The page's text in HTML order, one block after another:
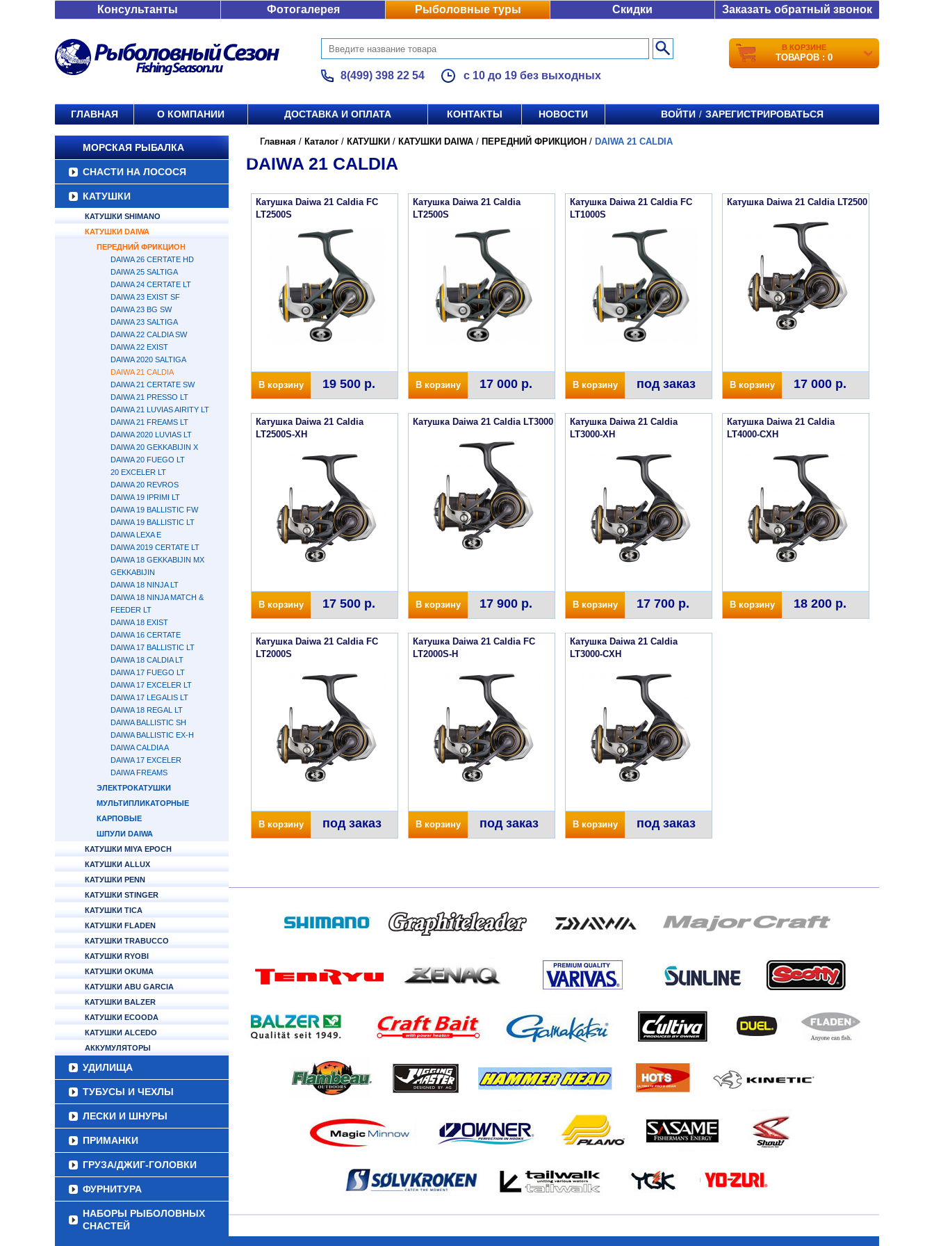
Консультанты Фотогалерея Рыболовные туры Скидки Заказать обратный звонок
8(499) 398 22 54 с 10 до 19 без выходных
В КОРЗИНЕ
ТОВАРОВ : 0
ГЛАВНАЯ О КОМПАНИИ ДОСТАВКА И ОПЛАТА КОНТАКТЫ НОВОСТИ ВОЙТИ / ЗАРЕГИСТРИРОВАТЬСЯ
МОРСКАЯ РЫБАЛКА
СНАСТИ НА ЛОСОСЯ
КАТУШКИ
КАТУШКИ SHIMANO
КАТУШКИ DAIWA
ПЕРЕДНИЙ ФРИКЦИОН
DAIWA 26 CERTATE HD
DAIWA 25 SALTIGA
DAIWA 24 CERTATE LT
DAIWA 23 EXIST SF
DAIWA 23 BG SW
DAIWA 23 SALTIGA
DAIWA 22 CALDIA SW
DAIWA 22 EXIST
DAIWA 2020 SALTIGA
DAIWA 21 CALDIA
DAIWA 21 CERTATE SW
DAIWA 21 PRESSO LT
DAIWA 21 LUVIAS AIRITY LT
DAIWA 21 FREAMS LT
DAIWA 2020 LUVIAS LT
DAIWA 20 GEKKABIJIN X
DAIWA 20 FUEGO LT
20 EXCELER LT
DAIWA 20 REVROS
DAIWA 19 IPRIMI LT
DAIWA 19 BALLISTIC FW
DAIWA 19 BALLISTIC LT
DAIWA LEXA E
DAIWA 2019 CERTATE LT
DAIWA 18 GEKKABIJIN MX
GEKKABIJIN
DAIWA 18 NINJA LT
DAIWA 18 NINJA MATCH &
FEEDER LT
DAIWA 18 EXIST
DAIWA 16 CERTATE
DAIWA 17 BALLISTIC LT
DAIWA 18 CALDIA LT
DAIWA 17 FUEGO LT
DAIWA 17 EXCELER LT
DAIWA 17 LEGALIS LT
DAIWA 18 REGAL LT
DAIWA BALLISTIC SH
DAIWA BALLISTIC EX-H
DAIWA CALDIA A
DAIWA 17 EXCELER
DAIWA FREAMS
ЭЛЕКТРОКАТУШКИ
МУЛЬТИПЛИКАТОРНЫЕ
КАРПОВЫЕ
ШПУЛИ DAIWA
КАТУШКИ MIYA EPOCH
КАТУШКИ ALLUX
КАТУШКИ PENN
КАТУШКИ STINGER
КАТУШКИ TICA
КАТУШКИ FLADEN
КАТУШКИ TRABUCCO
КАТУШКИ RYOBI
КАТУШКИ OKUMA
КАТУШКИ ABU GARCIA
КАТУШКИ BALZER
КАТУШКИ ECOODA
КАТУШКИ ALCEDO
АККУМУЛЯТОРЫ
УДИЛИЩА
ТУБУСЫ И ЧЕХЛЫ
ЛЕСКИ И ШНУРЫ
ПРИМАНКИ
ГРУЗА/ДЖИГ-ГОЛОВКИ
ФУРНИТУРА
НАБОРЫ РЫБОЛОВНЫХ
СНАСТЕЙ
Главная / Каталог / КАТУШКИ / КАТУШКИ DAIWA / ПЕРЕДНИЙ ФРИКЦИОН / DAIWA 21 CALDIA
DAIWA 21 CALDIA
Катушка Daiwa 21 Caldia FC
LT2500S
В корзину 19 500 р.
Катушка Daiwa 21 Caldia
LT2500S
В корзину 17 000 р.
Катушка Daiwa 21 Caldia FC
LT1000S
В корзину под заказ
Катушка Daiwa 21 Caldia LT2500
В корзину 17 000 р.
Катушка Daiwa 21 Caldia
LT2500S-XH
В корзину 17 500 р.
Катушка Daiwa 21 Caldia LT3000
В корзину 17 900 р.
Катушка Daiwa 21 Caldia
LT3000-XH
В корзину 17 700 р.
Катушка Daiwa 21 Caldia
LT4000-CXH
В корзину 18 200 р.
Катушка Daiwa 21 Caldia FC
LT2000S
В корзину под заказ
Катушка Daiwa 21 Caldia FC
LT2000S-H
В корзину под заказ
Катушка Daiwa 21 Caldia
LT3000-CXH
В корзину под заказ